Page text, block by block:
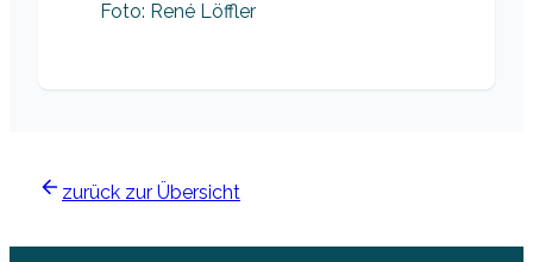
Foto: René Löffler
zurück zur Übersicht